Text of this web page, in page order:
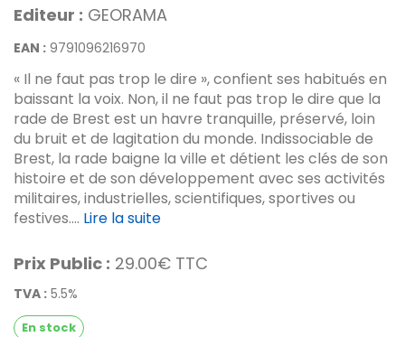
Editeur : GEORAMA
EAN : 9791096216970
« Il ne faut pas trop le dire », confient ses habitués en
baissant la voix. Non, il ne faut pas trop le dire que la
rade de Brest est un havre tranquille, préservé, loin
du bruit et de lagitation du monde. Indissociable de
Brest, la rade baigne la ville et détient les clés de son
histoire et de son développement avec ses activités
militaires, industrielles, scientifiques, sportives ou
festives.... Lire la suite
Prix Public : 29.00€ TTC
TVA : 5.5%
En stock